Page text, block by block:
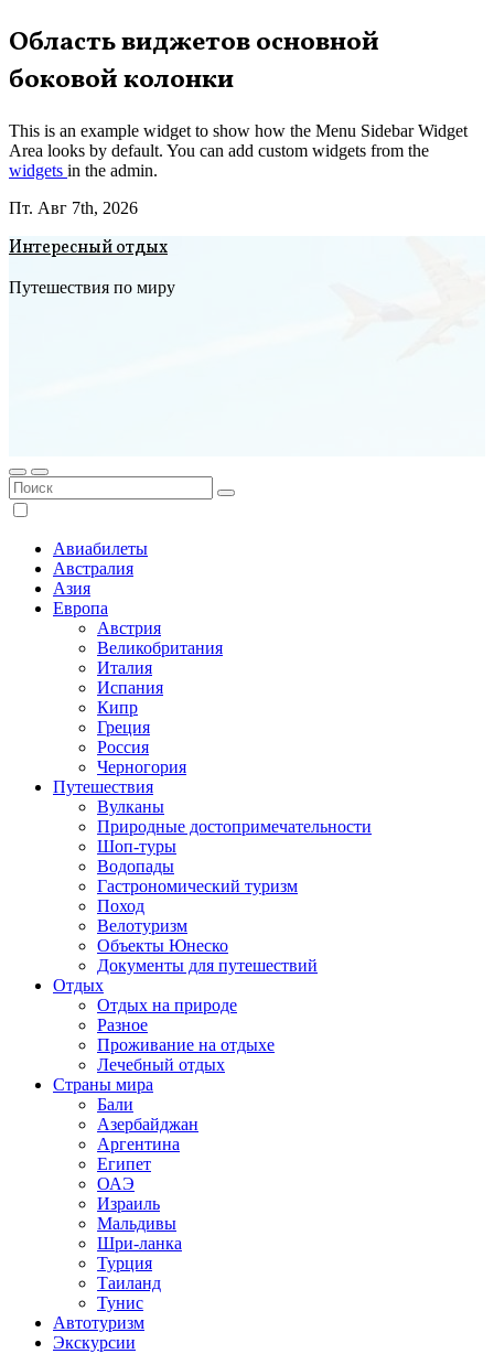
Перейти
к
содержимому
Область виджетов основной
боковой колонки
This is an example widget to show how the Menu Sidebar Widget
Area looks by default. You can add custom widgets from the
widgets in the admin.
Пт. Авг 7th, 2026
Интересный отдых
Путешествия по миру
Авиабилеты
Австралия
Азия
Европа
Австрия
Великобритания
Италия
Испания
Кипр
Греция
Россия
Черногория
Путешествия
Вулканы
Природные достопримечательности
Шоп-туры
Водопады
Гастрономический туризм
Поход
Велотуризм
Объекты Юнеско
Документы для путешествий
Отдых
Отдых на природе
Разное
Проживание на отдыхе
Лечебный отдых
Страны мира
Бали
Азербайджан
Аргентина
Египет
ОАЭ
Израиль
Мальдивы
Шри-ланка
Турция
Таиланд
Тунис
Автотуризм
Экскурсии